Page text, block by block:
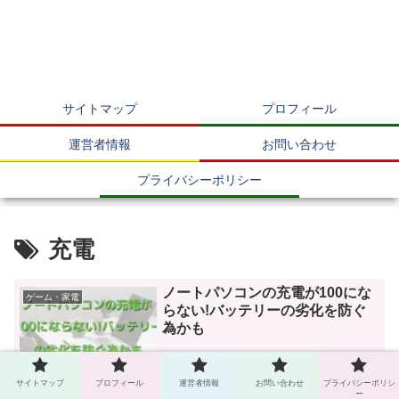
サイトマップ プロフィール
運営者情報 お問い合わせ
プライバシーポリシー
充電
ゲーム・家電
ノートパソコンの充電が100にな
らない!バッテリーの劣化を防ぐ
為かも
2023.11.30
サイトマップ プロフィール 運営者情報 お問い合わせ
プライバシーポリシ
ー